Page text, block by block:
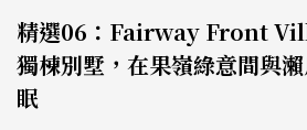
精選06：Fairway Front
獨棟別墅，在果嶺綠意間與
眠